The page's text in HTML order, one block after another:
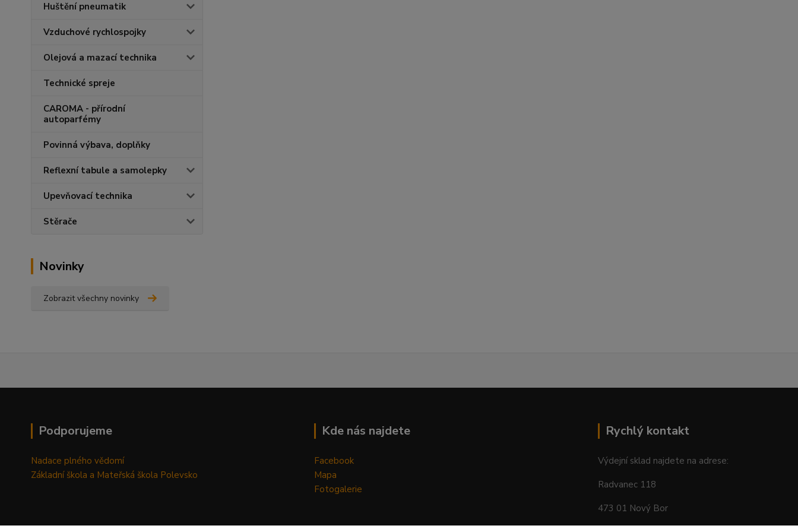
Huštění pneumatik
Vzduchové rychlospojky
Olejová a mazací technika
Technické spreje
CAROMA - přírodní
autoparfémy
Povinná výbava, doplňky
Reflexní tabule a samolepky
Upevňovací technika
Stěrače
Novinky
Zobrazit všechny novinky
Podporujeme
Nadace plného vědomí
Základní škola a Mateřská škola Polevsko
Kde nás najdete
Facebook
Mapa
Fotogalerie
Rychlý kontakt
Výdejní sklad najdete na adrese:
Radvanec 118
473 01 Nový Bor